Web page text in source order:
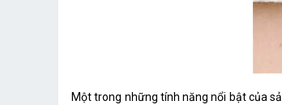
Một trong những tính năng nổi bật của